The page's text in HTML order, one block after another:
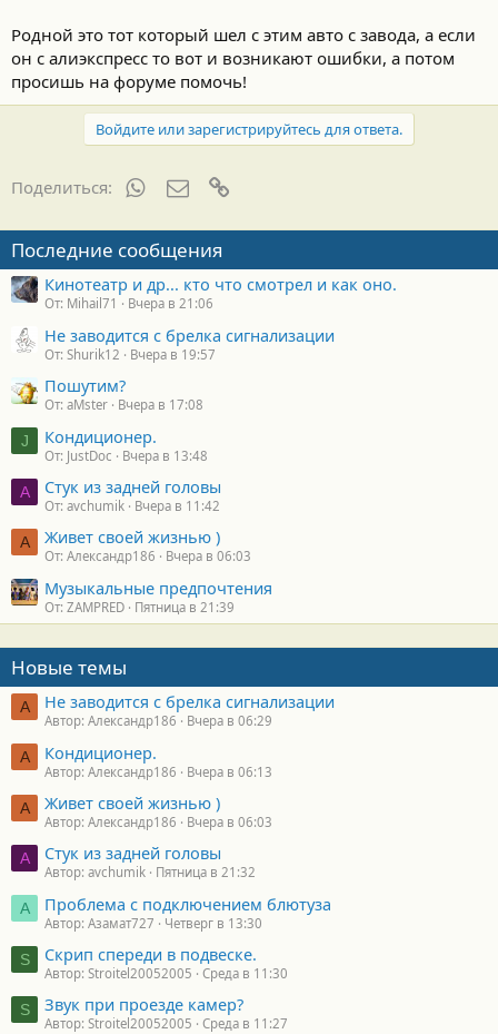
Родной это тот который шел с этим авто с завода, а если
он с алиэкспресс то вот и возникают ошибки, а потом
просишь на форуме помочь!
Войдите или зарегистрируйтесь для ответа.
Поделиться: WhatsAppЭлектронная почта
Последние сообщения
Кинотеатр и др... кто что смотрел и как оно.
От: Mihail71 Вчера в 21:06
Не заводится с брелка сигнализации
От: Shurik12 Вчера в 19:57
Пошутим?
От: aMster Вчера в 17:08
J Кондиционер.
От: JustDoc Вчера в 13:48
A Стук из задней головы
От: avchumik Вчера в 11:42
А Живет своей жизнью )
От: Александр186 Вчера в 06:03
Музыкальные предпочтения
От: ZAMPRED Пятница в 21:39
Новые темы
А Не заводится с брелка сигнализации
Автор: Александр186 Вчера в 06:29
А Кондиционер.
Автор: Александр186 Вчера в 06:13
А Живет своей жизнью )
Автор: Александр186 Вчера в 06:03
A Стук из задней головы
Автор: avchumik Пятница в 21:32
А Проблема с подключением блютуза
Автор: Азамат727 Четверг в 13:30
S Скрип спереди в подвеске.
Автор: Stroitel20052005 Среда в 11:30
S Звук при проезде камер?
Автор: Stroitel20052005 Среда в 11:27